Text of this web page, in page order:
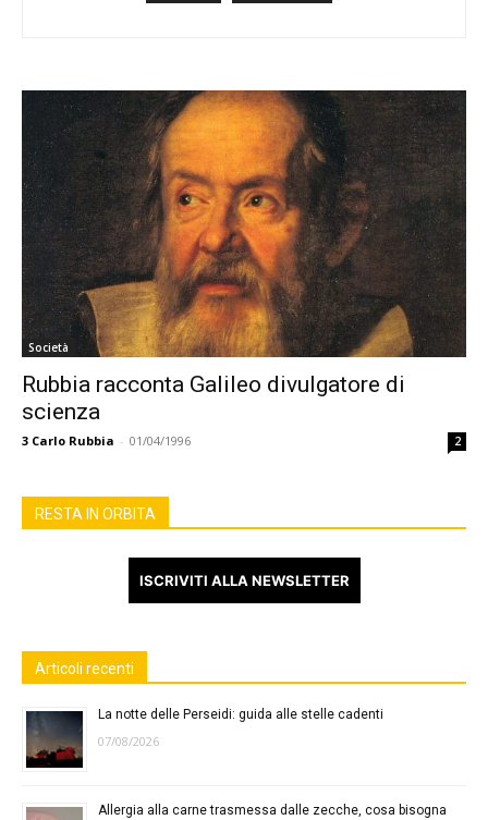
Società
Rubbia racconta Galileo divulgatore di
scienza
3 Carlo Rubbia - 01/04/1996 2
RESTA IN ORBITA
ISCRIVITI ALLA NEWSLETTER
Articoli recenti
La notte delle Perseidi: guida alle stelle cadenti
07/08/2026
Allergia alla carne trasmessa dalle zecche, cosa bisogna